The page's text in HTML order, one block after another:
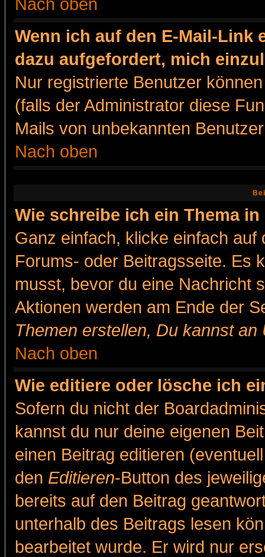
Nach oben
Wenn ich auf den E-Mail-Link
dazu aufgefordert, mich
Nur registrierte Benutzer
(falls der Administrator diese
Mails von unbekannten
Nach oben
Wie schreibe ich ein Thema
Ganz einfach, klicke einfach
Forums- oder Beitragsseite. Es
musst, bevor du eine Nachricht
Aktionen werden am Ende der
Themen erstellen, Du kannst
Nach oben
Wie editiere oder lösche ich
Sofern du nicht der
kannst du nur deine eigenen
einen Beitrag editieren
den Editieren-Button des
bereits auf den Beitrag
unterhalb des Beitrags lesen
bearbeitet wurde. Er wird nur